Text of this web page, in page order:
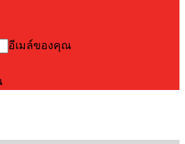
อีเมล์ของคุณ